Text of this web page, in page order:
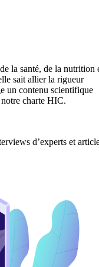
la santé, de la nutrition
sait allier la rigueur
un contenu scientifique
charte HIC.
d’experts et